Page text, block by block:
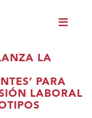
LA
PARA
LABORAL